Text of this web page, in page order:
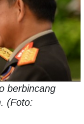
berbincang
(Foto: